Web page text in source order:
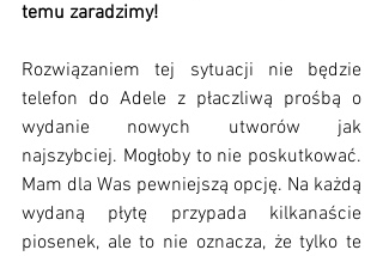
temu zaradzimy!
Rozwiązaniem tej sytuacji nie będzie
telefon do Adele z płaczliwą prośbą o
wydanie nowych utworów jak
najszybciej. Mogłoby to nie poskutkować.
Mam dla Was pewniejszą opcję. Na każdą
wydaną płytę przypada kilkanaście
piosenek, ale to nie oznacza, że tylko te